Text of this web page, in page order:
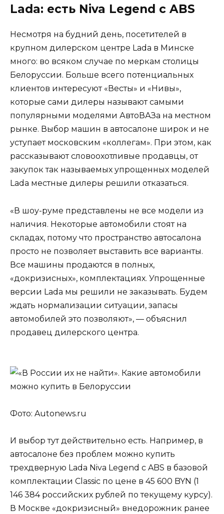
Lada: есть Niva Legend с ABS
Несмотря на будний день, посетителей в
крупном дилерском центре Lada в Минске
много: во всяком случае по меркам столицы
Белоруссии. Больше всего потенциальных
клиентов интересуют «Весты» и «Нивы»,
которые сами дилеры называют самыми
популярными моделями АвтоВАЗа на местном
рынке. Выбор машин в автосалоне широк и не
уступает московским «коллегам». При этом, как
рассказывают словоохотливые продавцы, от
закупок так называемых упрощенных моделей
Lada местные дилеры решили отказаться.
«В шоу-руме представлены не все модели из
наличия. Некоторые автомобили стоят на
складах, потому что пространство автосалона
просто не позволяет выставить все варианты.
Все машины продаются в полных,
«докризисных», комплектациях. Упрощенные
версии Lada мы решили не заказывать. Будем
ждать нормализации ситуации, запасы
автомобилей это позволяют», — объяснил
продавец дилерского центра.
Фото: Autonews.ru
И выбор тут действительно есть. Например, в
автосалоне без проблем можно купить
трехдверную Lada Niva Legend с ABS в базовой
комплектации Classic по цене в 45 600 BYN (1
146 384 российских рублей по текущему курсу).
В Москве «докризисный» внедорожник ранее